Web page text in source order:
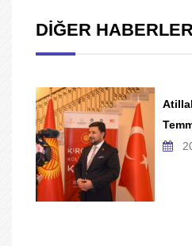
DİĞER